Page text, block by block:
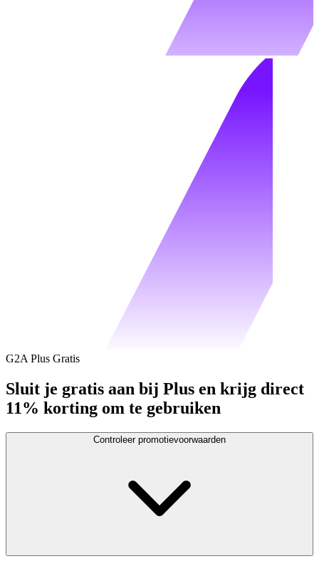
G2A Plus Gratis
Sluit je gratis aan bij Plus en krijg direct
11% korting om te gebruiken
Controleer promotievoorwaarden